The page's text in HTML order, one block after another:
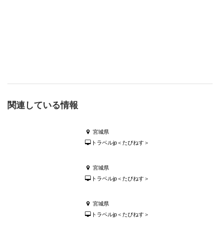
関連している情報
宮城県
トラベルjp＜たびねす＞
宮城県
トラベルjp＜たびねす＞
宮城県
トラベルjp＜たびねす＞